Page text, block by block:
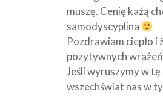
muszę. Cenię każą
samodyscyplina
Pozdrawiam ciepło i
pozytywnych
Jeśli wyruszymy w
wszechświat nas w